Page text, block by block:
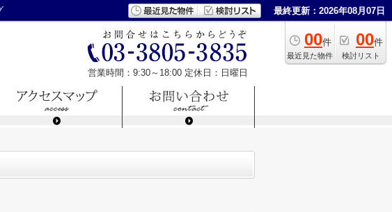
最終更新：2026年08月07日
00件
最近見た物件
00件
検討リスト
営業時間：9:30～18:00 定休日：日曜日